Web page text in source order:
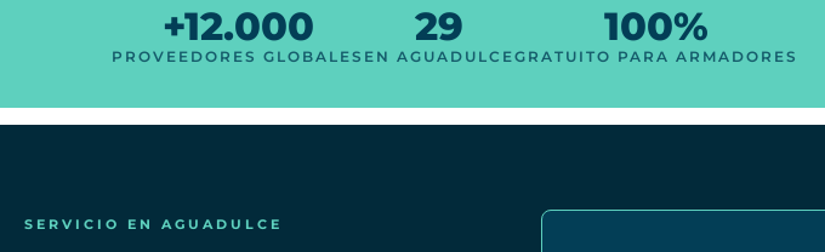
+12.000
PROVEEDORES GLOBALES
29
EN AGUADULCE
100%
GRATUITO PARA ARMADORES
SERVICIO EN AGUADULCE